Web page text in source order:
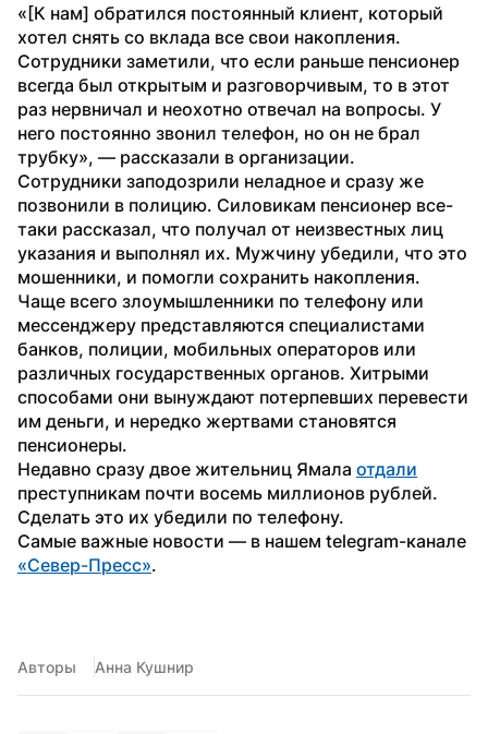
«[К нам] обратился постоянный клиент, который
хотел снять со вклада все свои накопления.
Сотрудники заметили, что если раньше пенсионер
всегда был открытым и разговорчивым, то в этот
раз нервничал и неохотно отвечал на вопросы. У
него постоянно звонил телефон, но он не брал
трубку», — рассказали в организации.
Сотрудники заподозрили неладное и сразу же
позвонили в полицию. Силовикам пенсионер все-
таки рассказал, что получал от неизвестных лиц
указания и выполнял их. Мужчину убедили, что это
мошенники, и помогли сохранить накопления.
Чаще всего злоумышленники по телефону или
мессенджеру представляются специалистами
банков, полиции, мобильных операторов или
различных государственных органов. Хитрыми
способами они вынуждают потерпевших перевести
им деньги, и нередко жертвами становятся
пенсионеры.
Недавно сразу двое жительниц Ямала отдали
преступникам почти восемь миллионов рублей.
Сделать это их убедили по телефону.
«Север-Пресс».
Авторы Анна Кушнир